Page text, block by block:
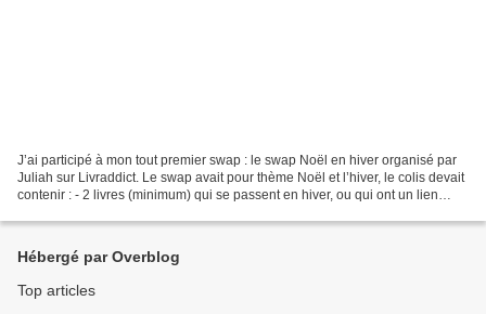
J’ai participé à mon tout premier swap : le swap Noël en hiver organisé par
Juliah sur Livraddict. Le swap avait pour thème Noël et l’hiver, le colis devait
contenir : - 2 livres (minimum) qui se passent en hiver, ou qui ont un lien
Hébergé par Overblog
Top articles